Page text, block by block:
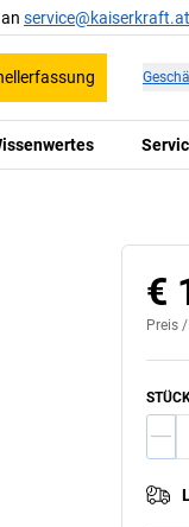
service@kaiserkraft.at
€
Preis /